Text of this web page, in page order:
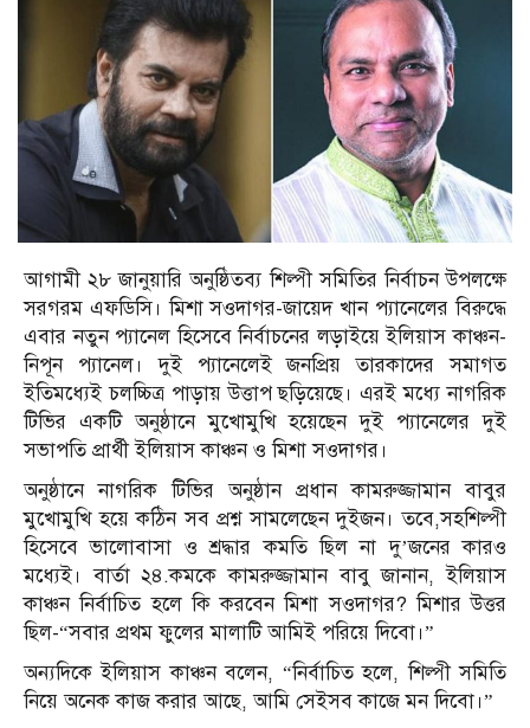
আগামী ২৮ জানুয়ারি অনুষ্ঠিতব্য শিল্পী সমিতির নির্বাচন উপলক্ষে
সরগরম এফডিসি। মিশা সওদাগর-জায়েদ খান প্যানেলের বিরুদ্ধে
এবার নতুন প্যানেল হিসেবে নির্বাচনের লড়াইয়ে ইলিয়াস কাঞ্চন-
নিপূন প্যানেল। দুই প্যানেলেই জনপ্রিয় তারকাদের সমাগত
ইতিমধ্যেই চলচ্চিত্র পাড়ায় উত্তাপ ছড়িয়েছে। এরই মধ্যে নাগরিক
টিভির একটি অনুষ্ঠানে মুখোমুখি হয়েছেন দুই প্যানেলের দুই
সভাপতি প্রার্থী ইলিয়াস কাঞ্চন ও মিশা সওদাগর।
অনুষ্ঠানে নাগরিক টিভির অনুষ্ঠান প্রধান কামরুজ্জামান বাবুর
মুখোমুখি হয়ে কঠিন সব প্রশ্ন সামলেছেন দুইজন। তবে,সহশিল্পী
হিসেবে ভালোবাসা ও শ্রদ্ধার কমতি ছিল না দু’জনের কারও
মধ্যেই। বার্তা ২৪.কমকে কামরুজ্জামান বাবু জানান, ইলিয়াস
কাঞ্চন নির্বাচিত হলে কি করবেন মিশা সওদাগর? মিশার উত্তর
ছিল-“সবার প্রথম ফুলের মালাটি আমিই পরিয়ে দিবো।”
অন্যদিকে ইলিয়াস কাঞ্চন বলেন, “নির্বাচিত হলে, শিল্পী সমিতি
নিয়ে অনেক কাজ করার আছে, আমি সেইসব কাজে মন দিবো।”